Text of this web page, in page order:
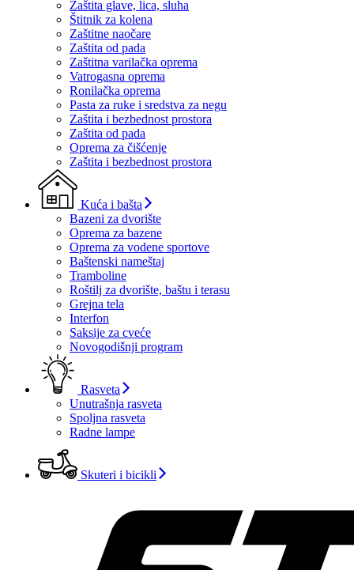
Zaštita glave, lica, sluha
Štitnik za kolena
Zaštitne naočare
Zaštita od pada
Zaštitna varilačka oprema
Vatrogasna oprema
Ronilačka oprema
Pasta za ruke i sredstva za negu
Zaštita i bezbednost prostora
Zaštita od pada
Oprema za čišćenje
Zaštita i bezbednost prostora
Kuća i bašta
Bazeni za dvorište
Oprema za bazene
Oprema za vodene sportove
Baštenski nameštaj
Tramboline
Roštilj za dvorište, baštu i terasu
Grejna tela
Interfon
Saksije za cveće
Novogodišnji program
Rasveta
Unutrašnja rasveta
Spoljna rasveta
Radne lampe
Skuteri i bicikli